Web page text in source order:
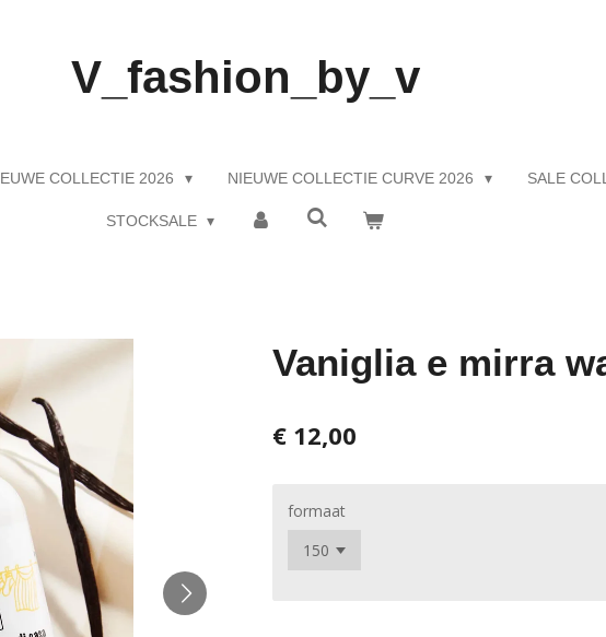
V_fashion_by_v
COLLECTIE 2026 NIEUWE COLLECTIE CURVE 2026 SALE
STOCKSALE
Vaniglia e mirra
€ 12,00
formaat